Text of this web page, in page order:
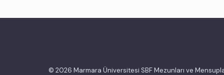
© 2026 Marmara Üniversitesi SBF Mezunları ve